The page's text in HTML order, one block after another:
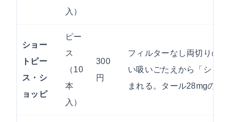
入）
ショー
トピー
ス・シ
ョッピ
ピー
ス
（10
本
入）
300
円
フィルターなし両切りの
い吸いごたえから「ショ
まれる。タール28mgの濃